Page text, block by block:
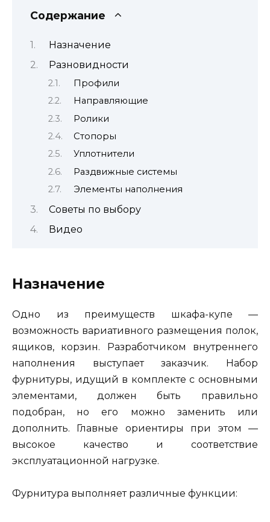
Содержание
Назначение
Разновидности
Профили
Направляющие
Ролики
Стопоры
Уплотнители
Раздвижные системы
Элементы наполнения
Советы по выбору
Видео
Назначение
Одно из преимуществ шкафа-купе —
возможность вариативного размещения полок,
ящиков, корзин. Разработчиком внутреннего
наполнения выступает заказчик. Набор
фурнитуры, идущий в комплекте с основными
элементами, должен быть правильно
подобран, но его можно заменить или
дополнить. Главные ориентиры при этом —
высокое качество и соответствие
эксплуатационной нагрузке.
Фурнитура выполняет различные функции: